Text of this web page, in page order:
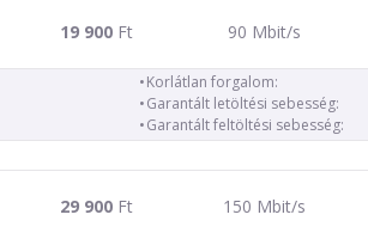
19 900Ft 90 Mbit/s
Korlátlan forgalom:
Garantált letöltési sebesség:
Garantált feltöltési sebesség:
29 900Ft 150 Mbit/s